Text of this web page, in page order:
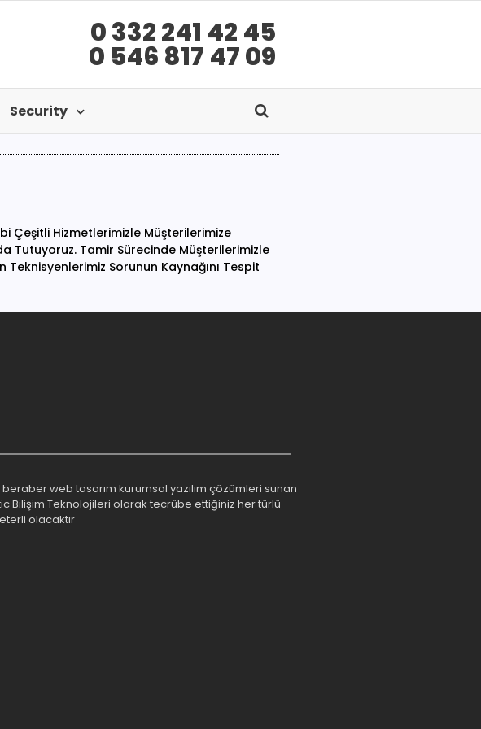
0 332 241 42 45
0 546 817 47 09
Security
Çeşitli Hizmetlerimizle Müşterilerimize
Tutuyoruz. Tamir Sürecinde Müşterilerimizle
Teknisyenlerimiz Sorunun Kaynağını Tespit
web tasarım kurumsal yazılım çözümleri sunan
Bilişim Teknolojileri olarak tecrübe ettiğiniz her türlü
olacaktır